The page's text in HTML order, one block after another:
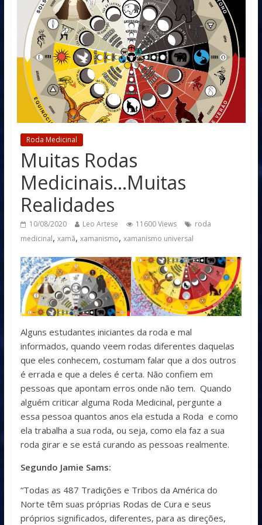
Roda Medicinal
Muitas Rodas
Medicinais…Muitas
Realidades
10/08/2020 Leo Artese 11600 Views
roda
medicinal, xamã, xamanismo, xamanismo universal
Alguns estudantes iniciantes da roda e mal
informados, quando veem rodas diferentes daquelas
que eles conhecem, costumam falar que a dos outros
é errada e que a deles é certa. Não confiem em
pessoas que apontam erros onde não tem. Quando
alguém criticar alguma Roda Medicinal, pergunte a
essa pessoa quantos anos ela estuda a Roda e como
ela trabalha a sua roda, ou seja, como ela faz a sua
roda girar e se está curando as pessoas realmente.
Segundo Jamie Sams:
“Todas as 487 Tradições e Tribos da América do
Norte têm suas próprias Rodas de Cura e seus
próprios significados, diferentes, para as direções,